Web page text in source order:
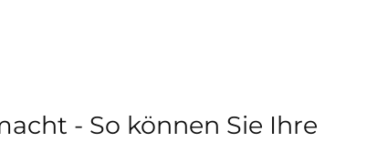
- So können Sie Ihre